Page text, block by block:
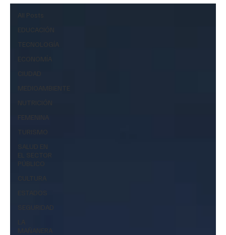
All Posts
EDUCACIÓN
TECNOLOGÍA
ECONOMÍA
CIUDAD
TURISMO
SALUD EN
EL SECTOR
PÚBLICO
CULTURA
ESTADOS
SEGURIDAD
MAÑANERA